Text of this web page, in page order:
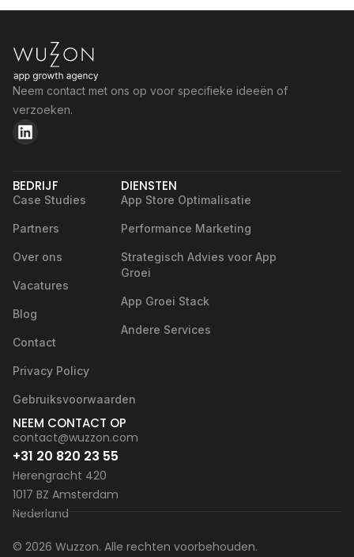
Neem contact met ons op voor specifieke ideeën of
verzoeken.
BEDRIJF
Case Studies
Partners
Over ons
Vacatures
Blog
Contact
Privacy Policy
Gebruiksvoorwaarden
DIENSTEN
App Store Optimalisatie
Performance Marketing
Strategisch Advies voor App
Groei
App Groei Stack
Andere Services
NEEM CONTACT OP
contact@wuzzon.com
+31 20 820 23 55
Herengracht 420
1017 BZ Amsterdam
Nederland
© 2026 Wuzzon. Alle rechten voorbehouden.